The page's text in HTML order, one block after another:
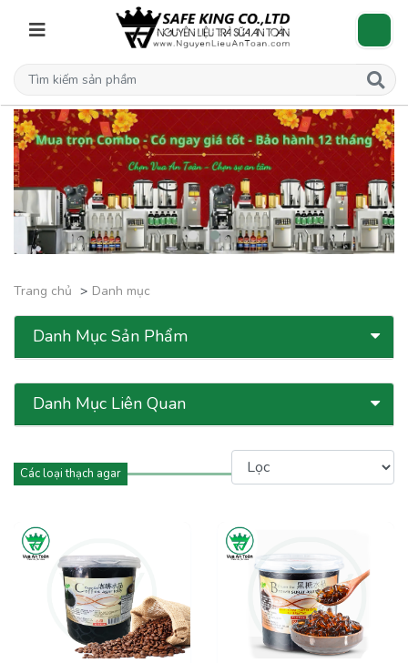
Trang chủ Danh mục
Danh Mục Sản Phẩm
Danh Mục Liên Quan
Các loại thạch agar